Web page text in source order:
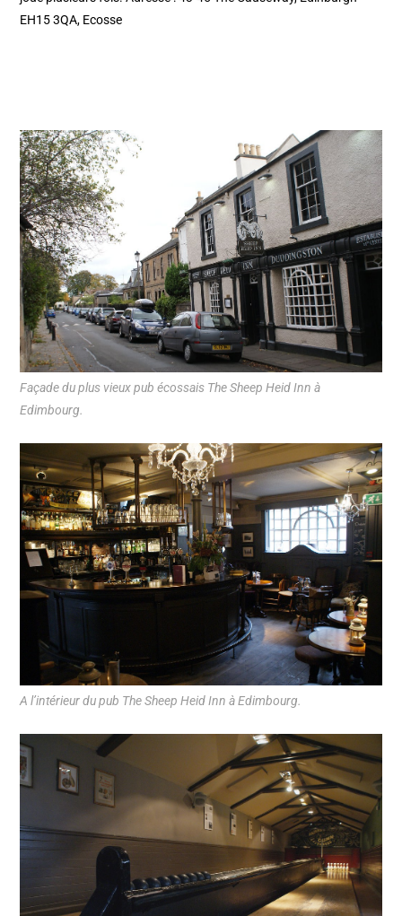
EH15 3QA, Ecosse
Façade du plus vieux pub écossais The Sheep Heid Inn à
Edimbourg.
A l’intérieur du pub The Sheep Heid Inn à Edimbourg.